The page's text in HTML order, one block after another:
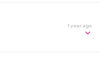
1 year ago